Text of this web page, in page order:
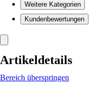
Weitere Kategorien
Kundenbewertungen
Artikeldetails
Bereich überspringen